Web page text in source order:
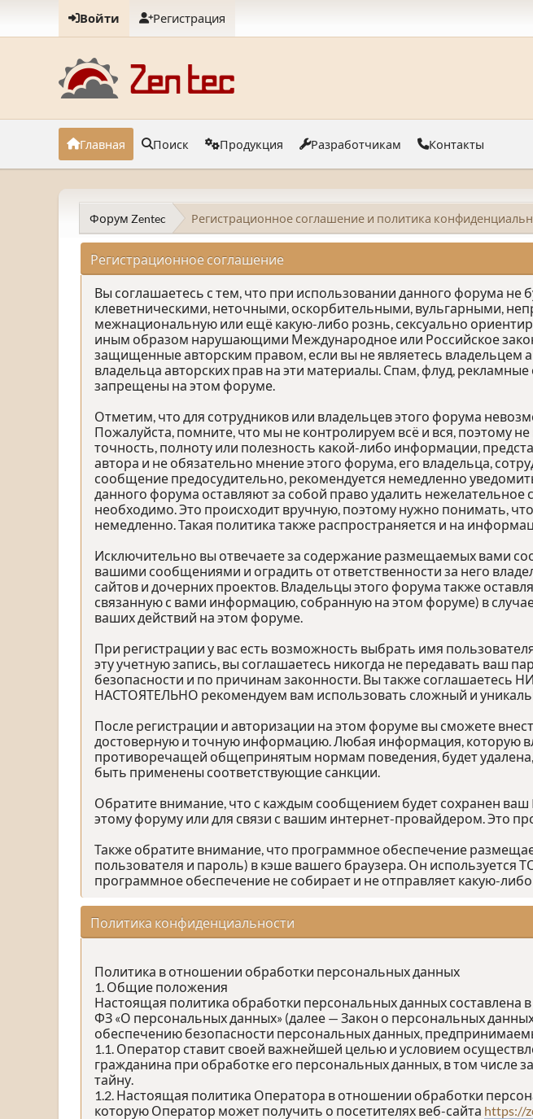
Войти Регистрация
Главная Поиск Продукция Разработчикам Контакты
Форум Zentec Регистрационное соглашение и политика
Регистрационное соглашение
Вы соглашаетесь с тем, что при использовании данного форума
клеветническими, неточными, оскорбительными, вульгарными,
межнациональную или ещё какую-либо рознь, сексуально
иным образом нарушающими Международное или Российское
защищенные авторским правом, если вы не являетесь
владельца авторских прав на эти материалы. Спам, флуд,
запрещены на этом форуме.
Отметим, что для сотрудников или владельцев этого форума
Пожалуйста, помните, что мы не контролируем всё и вся, поэтому
точность, полноту или полезность какой-либо информации,
автора и не обязательно мнение этого форума, его владельца,
сообщение предосудительно, рекомендуется немедленно
данного форума оставляют за собой право удалить
необходимо. Это происходит вручную, поэтому нужно понимать,
немедленно. Такая политика также распространяется и на
Исключительно вы отвечаете за содержание размещаемых вами
вашими сообщениями и оградить от ответственности за него
сайтов и дочерних проектов. Владельцы этого форума также
связанную с вами информацию, собранную на этом форуме) в
ваших действий на этом форуме.
При регистрации у вас есть возможность выбрать имя
эту учетную запись, вы соглашаетесь никогда не передавать ваш
безопасности и по причинам законности. Вы также соглашаетесь
НАСТОЯТЕЛЬНО рекомендуем вам использовать сложный и
После регистрации и авторизации на этом форуме вы сможете
достоверную и точную информацию. Любая информация, которую
противоречащей общепринятым нормам поведения, будет
быть применены соответствующие санкции.
Обратите внимание, что с каждым сообщением будет сохранен ваш
этому форуму или для связи с вашим интернет-провайдером. Это
Также обратите внимание, что программное обеспечение
пользователя и пароль) в кэше вашего браузера. Он
программное обеспечение не собирает и не отправляет какую-
Политика конфиденциальности
Политика в отношении обработки персональных данных
1. Общие положения
Настоящая политика обработки персональных данных составлена
ФЗ «О персональных данных» (далее — Закон о персональных
обеспечению безопасности персональных данных,
1.1. Оператор ставит своей важнейшей целью и условием
гражданина при обработке его персональных данных, в том
тайну.
1.2. Настоящая политика Оператора в отношении обработки
которую Оператор может получить о посетителях веб-сайта https://